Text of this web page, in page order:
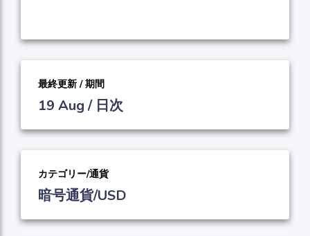
最終更新 / 期間
19 Aug / 日次
カテゴリー/通貨
暗号通貨/USD